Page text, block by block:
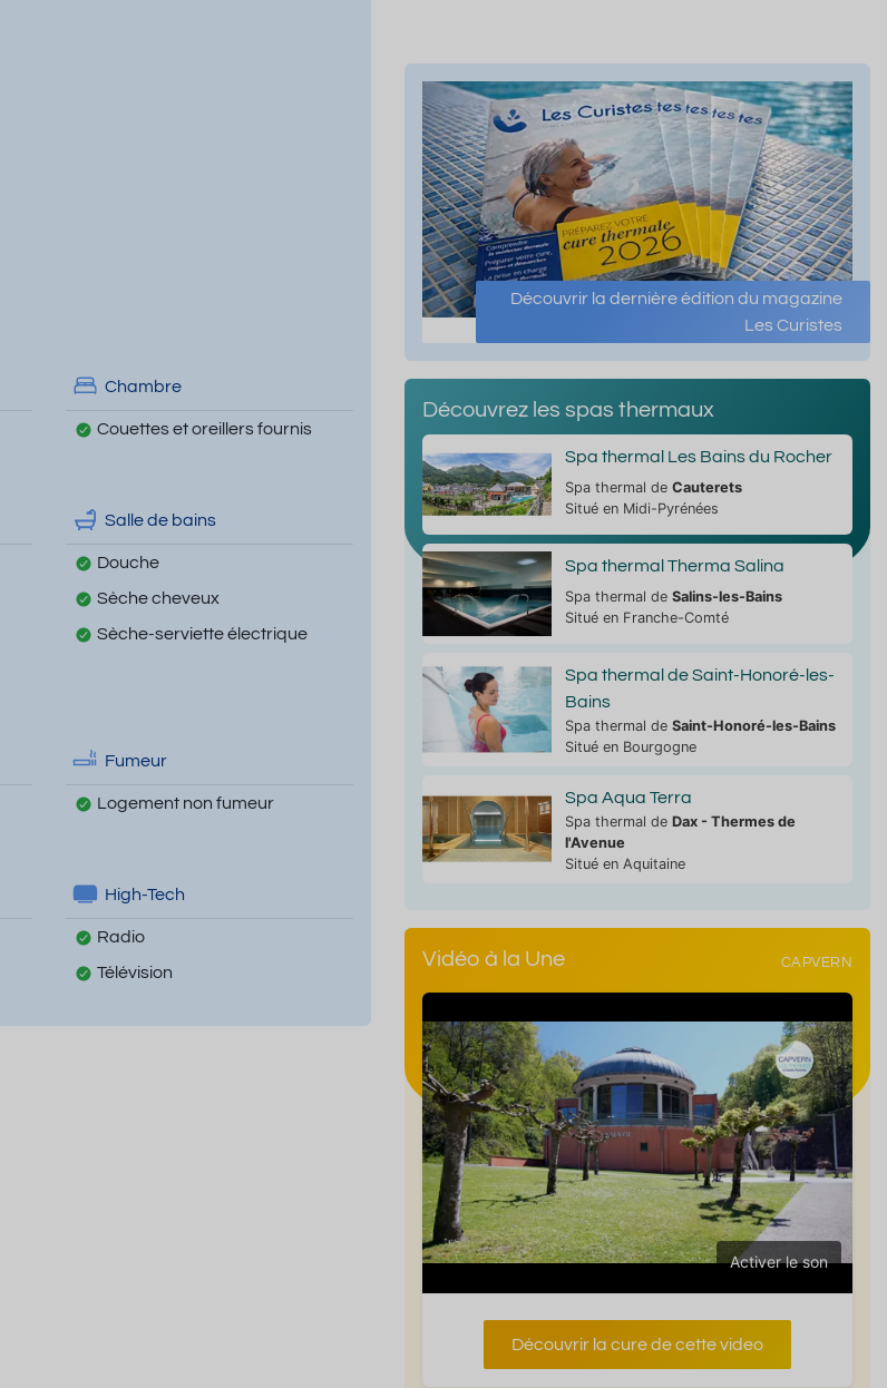
Chambre
Couettes et oreillers fournis
Salle de bains
Douche
Sèche cheveux
Sèche-serviette électrique
Fumeur
Logement non fumeur
High-Tech
Radio
Télévision
Découvrir la dernière édition du magazine
Les Curistes
Découvrez les spas thermaux
Spa thermal Les Bains du Rocher
Spa thermal de Cauterets
Situé en Midi-Pyrénées
Spa thermal Therma Salina
Spa thermal de Salins-les-Bains
Situé en Franche-Comté
Spa thermal de Saint-Honoré-les-
Bains
Spa thermal de Saint-Honoré-les-Bains
Situé en Bourgogne
Spa Aqua Terra
Spa thermal de Dax - Thermes de
l'Avenue
Situé en Aquitaine
Vidéo à la Une CAPVERN
Activer le son
Découvrir la cure de cette video